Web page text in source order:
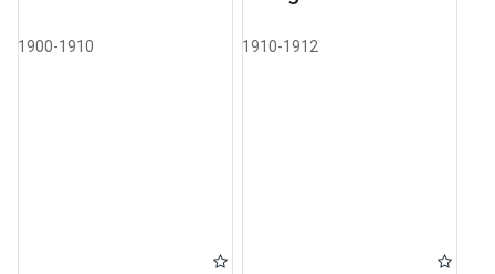
1900-1910 1910-1912